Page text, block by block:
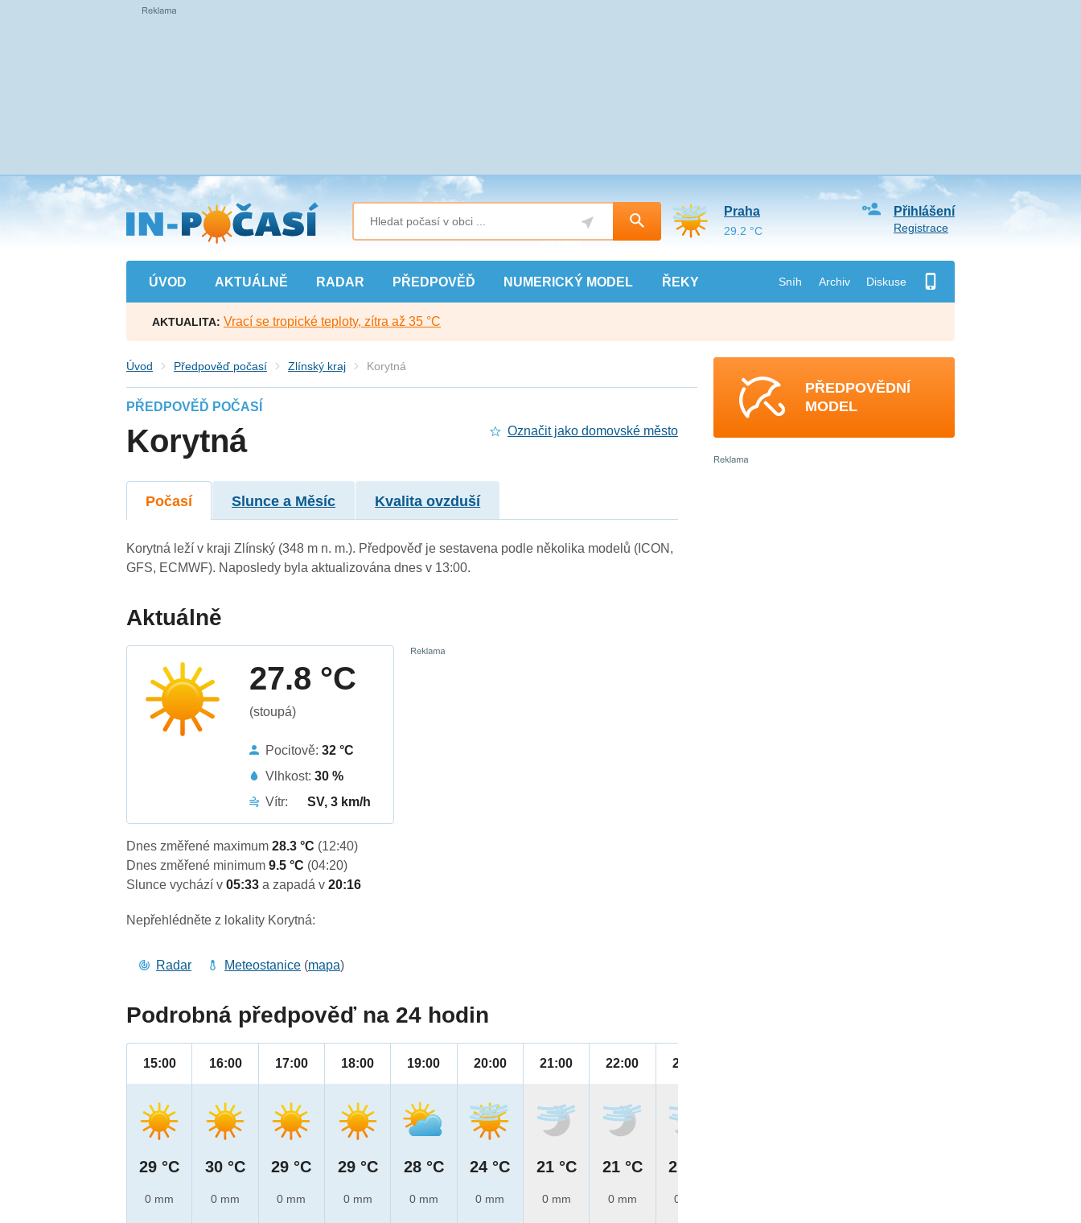
Přejít
na
hlavní
obsah
ÚVOD AKTUÁLNĚ RADAR PŘEDPOVĚĎ NUMERICKÝ MODEL ŘEKY Sníh Archiv Diskuse
Přihlášení
Registrace
Praha
29.2 °C
AKTUALITA: Vrací se tropické teploty, zítra až 35 °C
Úvod Předpověď počasí Zlínský kraj Korytná
PŘEDPOVĚĎ POČASÍ
Korytná Označit jako domovské město
Počasí Slunce a Měsíc Kvalita ovzduší
Korytná leží v kraji Zlínský (348 m n. m.). Předpověď je sestavena podle několika modelů (ICON,
GFS, ECMWF). Naposledy byla aktualizována dnes v 13:00.
Aktuálně
27.8 °C
(stoupá)
Pocitově:32 °C
Vlhkost:30 %
Vítr:
SV, 3 km/h
Dnes změřené maximum28.3 °C (12:40)
Dnes změřené minimum9.5 °C (04:20)
Slunce vychází v05:33a zapadá v20:16
Nepřehlédněte z lokality Korytná:
Radar Meteostanice (mapa)
Podrobná předpověď na 24 hodin
15:00
29 °C
0 mm
16:00
30 °C
0 mm
17:00
29 °C
0 mm
18:00
29 °C
0 mm
19:00
28 °C
0 mm
20:00
24 °C
0 mm
21:00
21 °C
0 mm
22:00
21 °C
0 mm
23:00
21 °C
0 mm
PŘEDPOVĚDNÍ
MODEL